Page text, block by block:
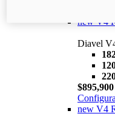
new V4
Diavel
new V4